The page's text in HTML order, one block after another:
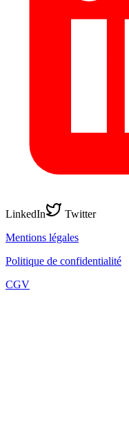
LinkedIn
Twitter
Mentions légales
Politique de confidentialité
CGV